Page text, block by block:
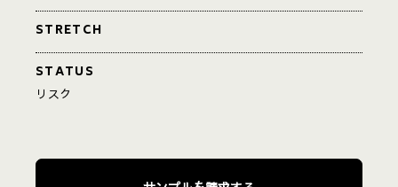
STRETCH
STATUS
リスク